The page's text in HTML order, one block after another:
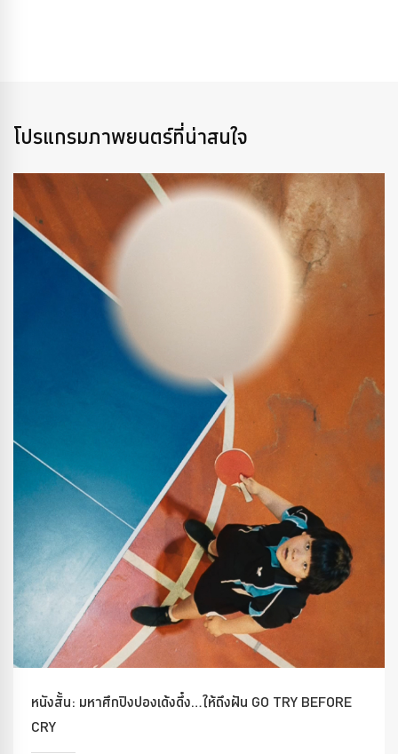
โปรแกรมภาพยนตร์ที่น่าสนใจ
หนังสั้น: มหาศึกปิงปองเด้งดึ๋ง…ให้ถึงฝัน GO TRY BEFORE
CRY